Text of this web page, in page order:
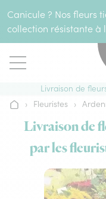
Canicule ? Nos fleurs
collection résistante à
Livraison de
Accueil
› Fleuristes ›
Livraison de
par les